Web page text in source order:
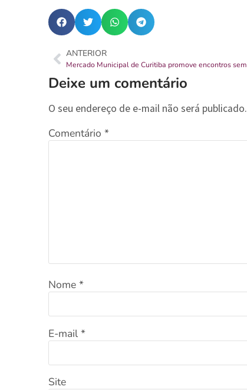
ANTERIOR
Deixe um comentário
O seu endereço de e-mail não será publicado.
Comentário *
Nome *
E-mail *
Site